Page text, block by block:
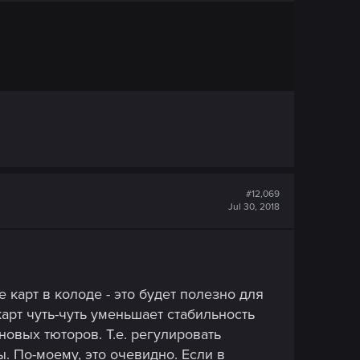
#12,069
Jul 30, 2018
в колоде - это будет полезно для
чуть-чуть уменьшает стабильность
тюторов. Т.е. регулировать
По-моему, это очевидно. Если в